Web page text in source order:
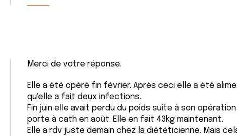
Merci de votre réponse.
Elle a été opéré fin février. Après ceci elle a été
qu'elle a fait deux infections.
Fin juin elle avait perdu du poids suite à son
porte à cath en août. Elle en fait 43kg maintenant.
Elle a rdv juste demain chez la diététicienne. Mais